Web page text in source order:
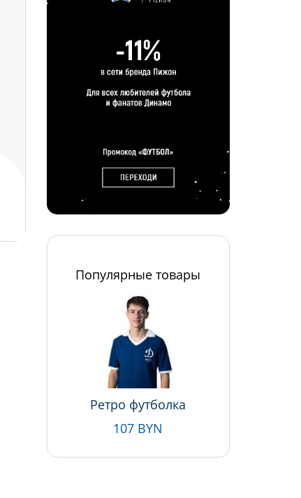
Популярные товары
Ретро футболка
107 BYN